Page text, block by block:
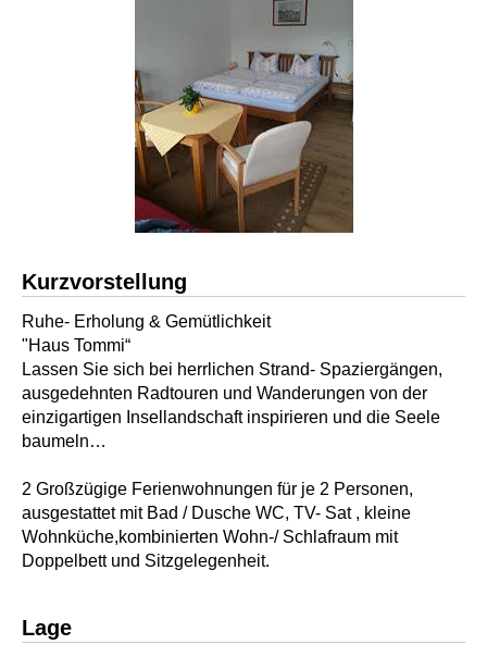
Kurzvorstellung
Ruhe- Erholung & Gemütlichkeit
"Haus Tommi“
Lassen Sie sich bei herrlichen Strand- Spaziergängen,
ausgedehnten Radtouren und Wanderungen von der
einzigartigen Insellandschaft inspirieren und die Seele
baumeln…
2 Großzügige Ferienwohnungen für je 2 Personen,
ausgestattet mit Bad / Dusche WC, TV- Sat , kleine
Wohnküche,kombinierten Wohn-/ Schlafraum mit
Doppelbett und Sitzgelegenheit.
Lage